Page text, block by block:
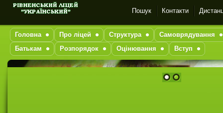
Пошук Контакти
Головна Про ліцей Структура
Самоврядування
Батькам
Розпорядок Оцінювання Вступ